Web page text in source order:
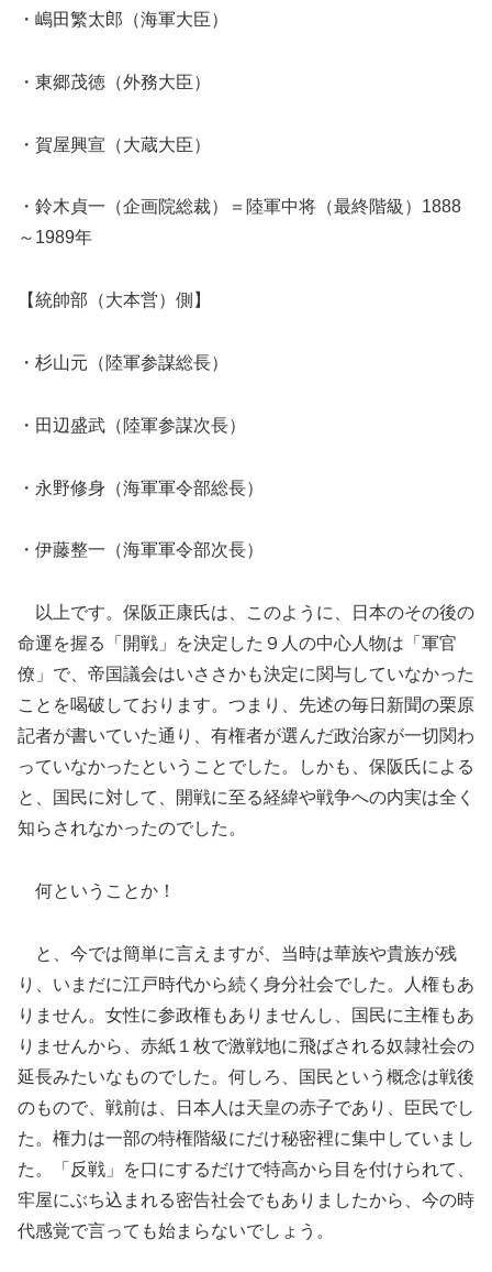
・嶋田繁太郎（海軍大臣）
・東郷茂徳（外務大臣）
・賀屋興宣（大蔵大臣）
・鈴木貞一（企画院総裁）＝陸軍中将（最終階級）1888
～1989年
【統帥部（大本営）側】
・杉山元（陸軍参謀総長）
・田辺盛武（陸軍参謀次長）
・永野修身（海軍軍令部総長）
・伊藤整一（海軍軍令部次長）
以上です。保阪正康氏は、このように、日本のその後の
命運を握る「開戦」を決定した９人の中心人物は「軍官
僚」で、帝国議会はいささかも決定に関与していなかった
ことを喝破しております。つまり、先述の毎日新聞の栗原
記者が書いていた通り、有権者が選んだ政治家が一切関わ
っていなかったということでした。しかも、保阪氏による
と、国民に対して、開戦に至る経緯や戦争への内実は全く
知らされなかったのでした。
何ということか！
と、今では簡単に言えますが、当時は華族や貴族が残
り、いまだに江戸時代から続く身分社会でした。人権もあ
りません。女性に参政権もありませんし、国民に主権もあ
りませんから、赤紙１枚で激戦地に飛ばされる奴隷社会の
延長みたいなものでした。何しろ、国民という概念は戦後
のもので、戦前は、日本人は天皇の赤子であり、臣民でし
た。権力は一部の特権階級にだけ秘密裡に集中していまし
た。「反戦」を口にするだけで特高から目を付けられて、
牢屋にぶち込まれる密告社会でもありましたから、今の時
代感覚で言っても始まらないでしょう。